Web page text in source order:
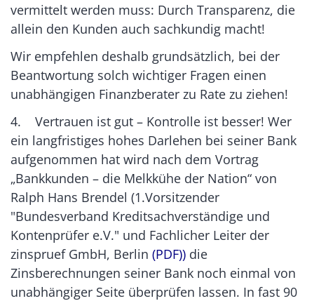
vermittelt werden muss: Durch Transparenz, die
allein den Kunden auch sachkundig macht!
Wir empfehlen deshalb grundsätzlich, bei der
Beantwortung solch wichtiger Fragen einen
unabhängigen Finanzberater zu Rate zu ziehen!
4. Vertrauen ist gut – Kontrolle ist besser! Wer
ein langfristiges hohes Darlehen bei seiner Bank
aufgenommen hat wird nach dem Vortrag
„Bankkunden – die Melkkühe der Nation“ von
Ralph Hans Brendel (1.Vorsitzender
"Bundesverband Kreditsachverständige und
Kontenprüfer e.V." und Fachlicher Leiter der
zinspruef GmbH, Berlin (PDF)) die
Zinsberechnungen seiner Bank noch einmal von
unabhängiger Seite überprüfen lassen. In fast 90